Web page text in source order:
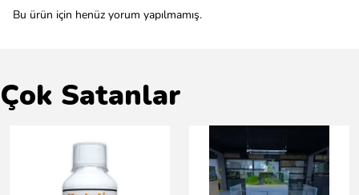
Bu ürün için henüz yorum yapılmamış.
Çok Satanlar